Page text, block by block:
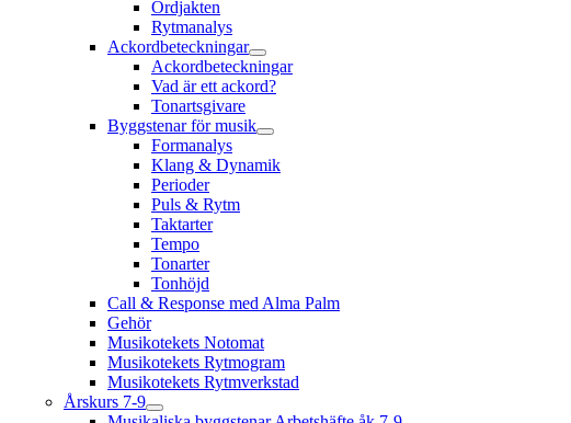
Ordjakten
Rytmanalys
Ackordbeteckningar
Ackordbeteckningar
Vad är ett ackord?
Tonartsgivare
Byggstenar för musik
Formanalys
Klang & Dynamik
Perioder
Puls & Rytm
Taktarter
Tempo
Tonarter
Tonhöjd
Call & Response med Alma Palm
Gehör
Musikotekets Notomat
Musikotekets Rytmogram
Musikotekets Rytmverkstad
Årskurs 7-9